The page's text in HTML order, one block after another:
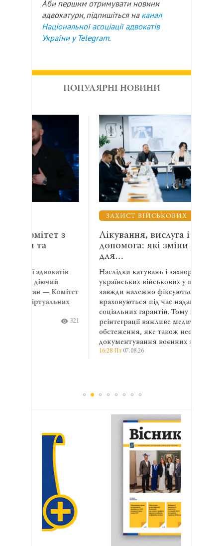
Аби першим отримувати новини
адвокатури, підпишіться на канал
Національної асоціації адвокатів
України у Telegram.
ПОПУЛЯРНІ НОВИНИ
ЗАХИСТ ВІЙСЬКОВИХ
Лікування, вислуга і правнича
допомога: які зміни необхідні
Наслідки катувань і захворювання
українських військових у полоні не
завжди належно фіксуються та
враховуються під час надання
соціальних гарантій. Тому на етапі
реінтеграції важливе медичне
обстеження, яке також необхідне для
документування воєнних злочинів.